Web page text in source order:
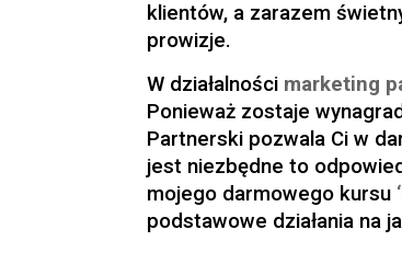
klientów, a zarazem
prowizje.
W działalności marketing
Ponieważ zostaje
Partnerski pozwala Ci w
jest niezbędne to
mojego darmowego kursu ‘
podstawowe działania na